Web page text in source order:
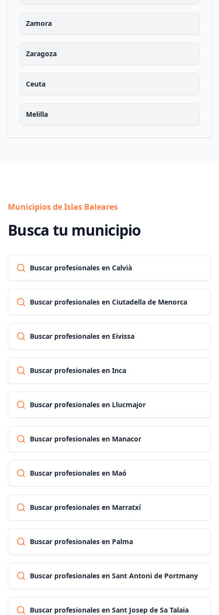
Zamora
Zaragoza
Ceuta
Melilla
Municipios de Islas Baleares
Busca tu municipio
Buscar profesionales en Calvià
Buscar profesionales en Ciutadella de Menorca
Buscar profesionales en Eivissa
Buscar profesionales en Inca
Buscar profesionales en Llucmajor
Buscar profesionales en Manacor
Buscar profesionales en Maó
Buscar profesionales en Marratxí
Buscar profesionales en Palma
Buscar profesionales en Sant Antoni de Portmany
Buscar profesionales en Sant Josep de Sa Talaia